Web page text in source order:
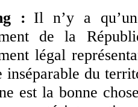
: Il n’y a
de la
légal
inséparable du
est la bonne